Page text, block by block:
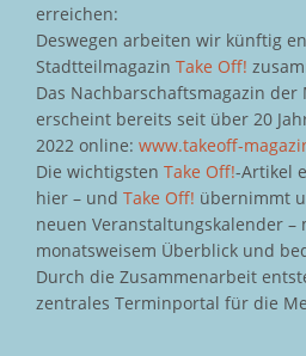
erreichen:
Deswegen arbeiten wir künftig
Stadtteilmagazin Take Off!
Das Nachbarschaftsmagazin der
erscheint bereits seit über 20
2022 online: www.takeoff-
Die wichtigsten Take Off!-Artikel
hier – und Take Off! übernimmt
neuen Veranstaltungskalender –
monatsweisem Überblick und
Durch die Zusammenarbeit
zentrales Terminportal für die